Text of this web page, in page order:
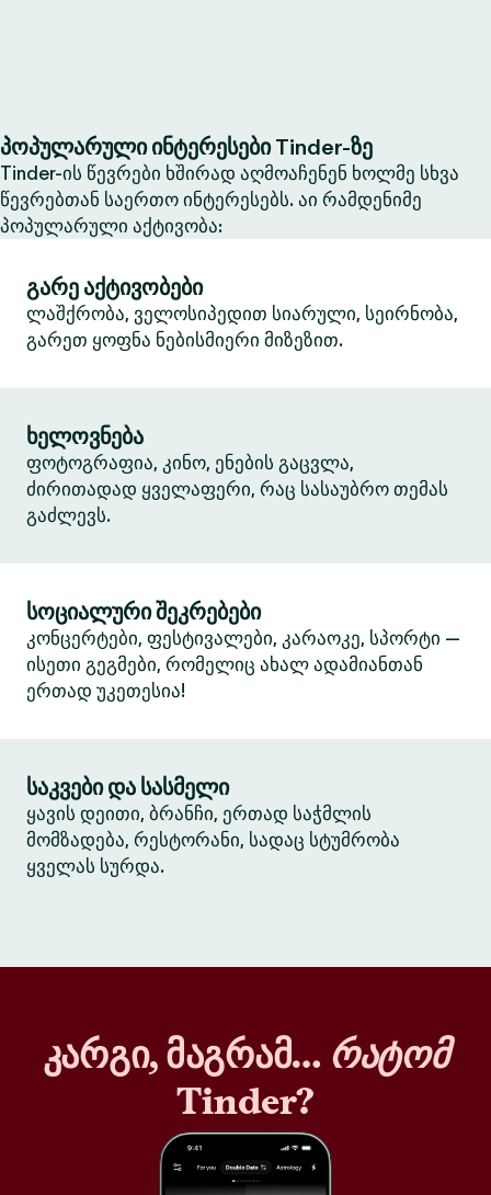
პოპულარული ინტერესები Tinder-ზე
Tinder-ის წევრები ხშირად აღმოაჩენენ ხოლმე სხვა
წევრებთან საერთო ინტერესებს. აი რამდენიმე
პოპულარული აქტივობა:
გარე აქტივობები
ლაშქრობა, ველოსიპედით სიარული, სეირნობა,
გარეთ ყოფნა ნებისმიერი მიზეზით.
ხელოვნება
ფოტოგრაფია, კინო, ენების გაცვლა,
ძირითადად ყველაფერი, რაც სასაუბრო თემას
გაძლევს.
სოციალური შეკრებები
კონცერტები, ფესტივალები, კარაოკე, სპორტი —
ისეთი გეგმები, რომელიც ახალ ადამიანთან
ერთად უკეთესია!
საკვები და სასმელი
ყავის დეითი, ბრანჩი, ერთად საჭმლის
მომზადება, რესტორანი, სადაც სტუმრობა
ყველას სურდა.
კარგი, მაგრამ… რატომ
Tinder?